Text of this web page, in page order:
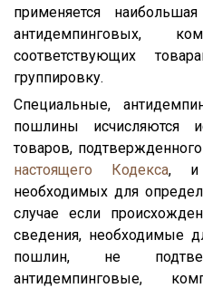
применяется
антидемпинговых,
соответствующих
группировку.
Специальные,
пошлины исчисляются
товаров,
настоящего Кодекса, и
необходимых для
случае если
сведения, необходимые
пошлин, не
антидемпинговые,